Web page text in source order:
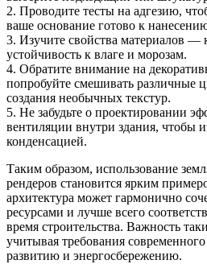
2. Проводите тесты на адгезию,
ваше основание готово к
3. Изучите свойства материалов —
устойчивость к влаге и морозам.
4. Обратите внимание на
попробуйте смешивать различные
создания необычных текстур.
5. Не забудьте о проектировании
вентиляции внутри здания, чтобы
конденсацией.
Таким образом, использование
рендеров становится ярким
архитектура может гармонично
ресурсами и лучше всего
время строительства. Важность
учитывая требования
развитию и энергосбережению.